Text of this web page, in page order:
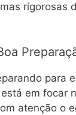
rigorosas
para
em focar
atenção o